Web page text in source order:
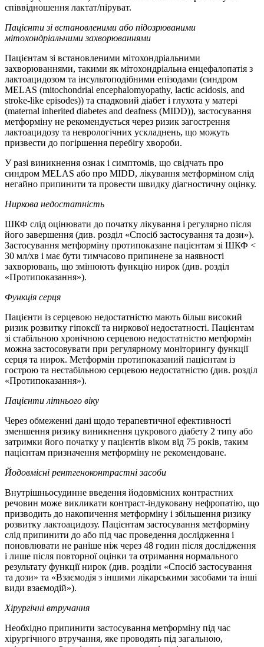
співвідношення лактат/піруват.
Пацієнти зі встановленими або підозрюваними
мітохондріальними захворюваннями
Пацієнтам зі встановленими мітохондріальними
захворюваннями, такими як мітохондріальна енцефалопатія з
лактоацидозом та інсультоподібними епізодами (синдром
MELAS (mitochondrial encephalomyopathy, lactic acidosis, and
stroke-like episodes)) та спадковий діабет і глухота у матері
(maternal inherited diabetes and deafness (MIDD)), застосування
метформіну не рекомендується через ризик загострення
лактоацидозу та неврологічних ускладнень, що можуть
призвести до погіршення перебігу хвороби.
У разі виникнення ознак і симптомів, що свідчать про
синдром MELAS або про MIDD, лікування метформіном слід
негайно припинити та провести швидку діагностичну оцінку.
Ниркова недостатність
ШКФ слід оцінювати до початку лікування і регулярно після
його завершення (див. розділ «Спосіб застосування та дози»).
Застосування метформіну протипоказане пацієнтам зі ШКФ <
30 мл/хв і має бути тимчасово припинене за наявності
захворювань, що змінюють функцію нирок (див. розділ
«Протипоказання»).
Функція серця
Пацієнти із серцевою недостатністю мають більш високий
ризик розвитку гіпоксії та ниркової недостатності. Пацієнтам
зі стабільною хронічною серцевою недостатністю метформін
можна застосовувати при регулярному моніторингу функції
серця та нирок. Метформін протипоказаний пацієнтам із
гострою та нестабільною серцевою недостатністю (див. розділ
«Протипоказання»).
Пацієнти літнього віку
Через обмеженні дані щодо терапевтичної ефективності
зменшення ризику виникнення цукрового діабету 2 типу або
затримки його початку у пацієнтів віком від 75 років, таким
пацієнтам призначення метформіну не рекомендоване.
Йодовмісні рентгеноконтрастні засоби
Внутрішньосудинне введення йодовмісних контрастних
речовин може викликати контраст-індуковану нефропатію, що
призводить до накопичення метформіну і збільшення ризику
розвитку лактоацидозу. Пацієнтам застосування метформіну
слід припинити до або під час проведення дослідження і
поновлювати не раніше ніж через 48 годин після дослідження
і лише після повторної оцінки та отримання нормального
результату функції нирок (див. розділи «Спосіб застосування
та дози» та «Взаємодія з іншими лікарськими засобами та інші
види взаємодій»).
Хірургічні втручання
Необхідно припинити застосування метформіну під час
хірургічного втручання, яке проводять під загальною,